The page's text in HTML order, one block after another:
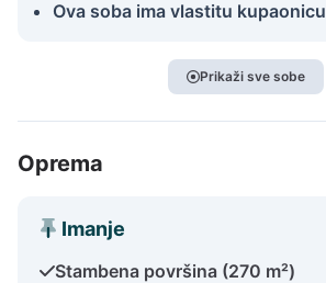
Ova soba ima vlastitu kupaonicu
Prikaži sve sobe
Oprema
Imanje
Stambena površina (270 m²)